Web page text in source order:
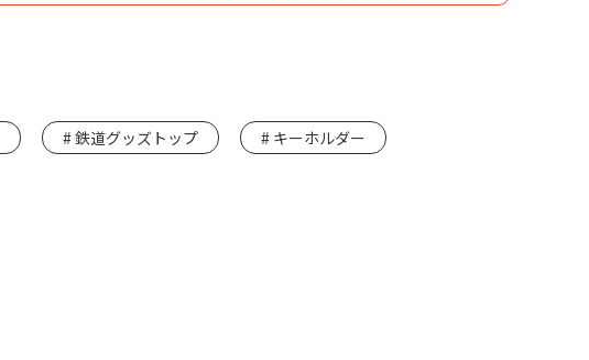
鉄道グッズトップ キーホルダー